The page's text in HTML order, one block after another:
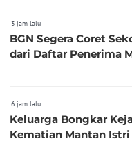
3 jam lalu
BGN Segera Coret
dari Daftar Penerima
6 jam lalu
Keluarga Bongkar
Kematian Mantan